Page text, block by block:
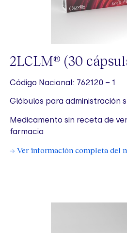
2LCLM® (30
Código Nacional: 762120 – 1
Glóbulos para administración
Medicamento sin receta de
farmacia
→ Ver información completa del